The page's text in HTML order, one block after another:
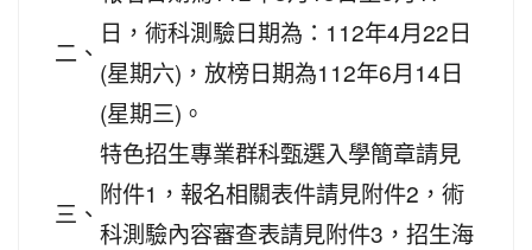
二、
日，術科測驗日期為：112年4月22日
(星期六)，放榜日期為112年6月14日
(星期三)。
三、
特色招生專業群科甄選入學簡章請見
附件1，報名相關表件請見附件2，術
科測驗內容審查表請見附件3，招生海